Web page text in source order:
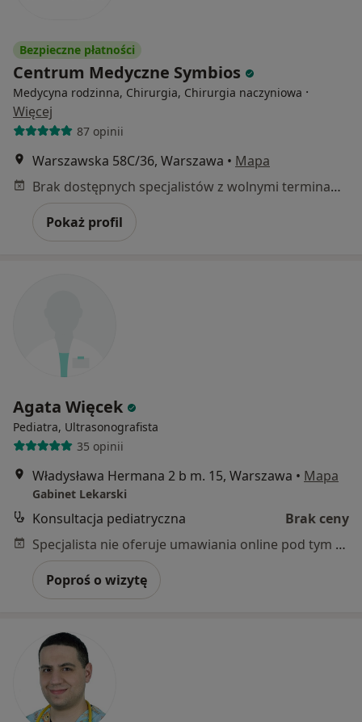
Bezpieczne płatności
Centrum Medyczne Symbios
Medycyna rodzinna, Chirurgia, Chirurgia naczyniowa ·
Więcej
87 opinii
Warszawska 58C/36, Warszawa • Mapa
Brak dostępnych specjalistów z wolnymi terminami w tym centrum medycznym.
Pokaż profil
Agata Więcek
Pediatra, Ultrasonografista
35 opinii
Władysława Hermana 2 b m. 15, Warszawa • Mapa
Gabinet Lekarski
Konsultacja pediatryczna
Brak ceny
Specjalista nie oferuje umawiania online pod tym adresem.
Poproś o wizytę